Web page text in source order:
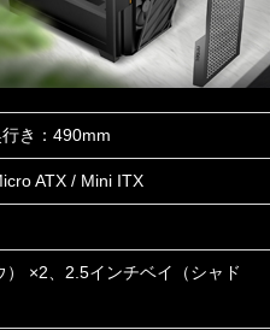
き：490mm
ATX / Mini ITX
×2、2.5インチベイ（シャド